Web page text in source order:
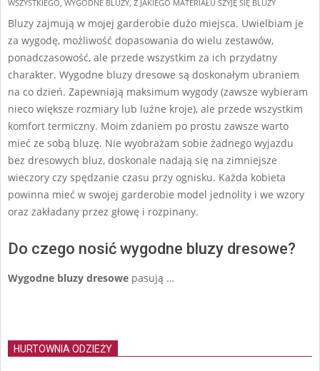
12
WSZYSTKIEGO, WYGODNE BLUZY, Z JAKIEGO MATERIAŁU SZYJĘ SIĘ BLUZY
Bluzy zajmują w mojej garderobie dużo miejsca. Uwielbiam je
za wygodę, możliwość dopasowania do wielu zestawów,
ponadczasowość, ale przede wszystkim za ich przydatny
charakter. Wygodne bluzy dresowe są doskonałym ubraniem
na co dzień. Zapewniają maksimum wygody (zawsze wybieram
nieco większe rozmiary lub luźne kroje), ale przede wszystkim
komfort termiczny. Moim zdaniem po prostu zawsze warto
mieć ze sobą bluzę. Nie wyobrażam sobie żadnego wyjazdu
bez dresowych bluz, doskonale nadają się na zimniejsze
wieczory czy spędzanie czasu przy ognisku. Każda kobieta
powinna mieć w swojej garderobie model jednolity i we wzory
oraz zakładany przez głowę i rozpinany.
Do czego nosić wygodne bluzy dresowe?
Wygodne bluzy dresowe pasują …
HURTOWNIA ODZIEŻY